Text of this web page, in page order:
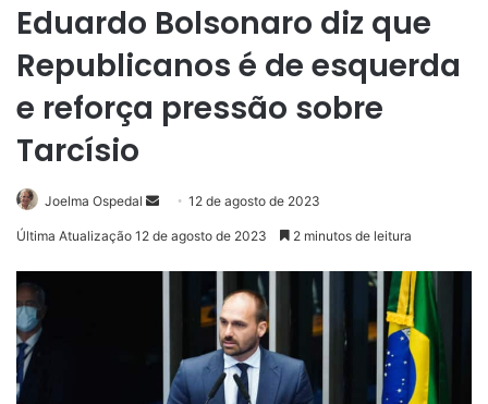
Eduardo Bolsonaro diz que
Republicanos é de esquerda
e reforça pressão sobre
Tarcísio
Joelma Ospedal
Mande12 de agosto de 2023
Última Atualização 12 de agosto de 2023 2 minutos de leitura